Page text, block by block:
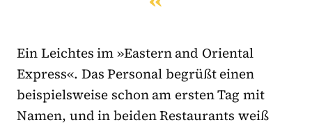
Ein Leichtes im »Eastern and Oriental
Express«. Das Personal begrüßt einen
beispielsweise schon am ersten Tag mit
Namen, und in beiden Restaurants weiß